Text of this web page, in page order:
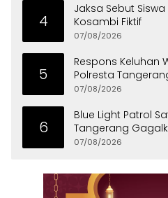
4
Jaksa Sebut
Kosambi Fiktif
07/08/2026
5
Respons Keluhan
Polresta
Bersih ke Panongan
07/08/2026
6
Blue Light Patrol
Tangerang
Pria Diamankan
07/08/2026